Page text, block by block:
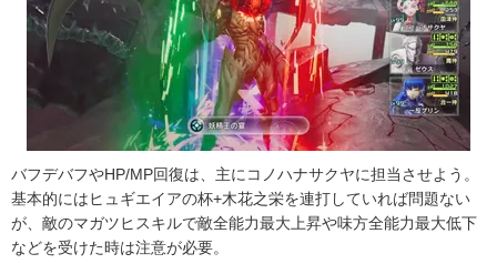
バフデバフやHP/MP回復は、主にコノハナサクヤに担当させよう。
基本的にはヒュギエイアの杯+木花之栄を連打していれば問題ない
が、敵のマガツヒスキルで敵全能力最大上昇や味方全能力最大低下
などを受けた時は注意が必要。